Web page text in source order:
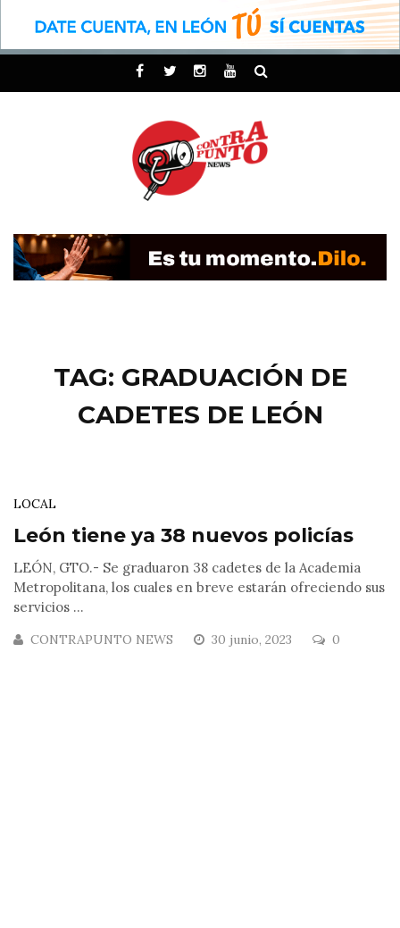
TAG: GRADUACIÓN DE
CADETES DE LEÓN
LOCAL
León tiene ya 38 nuevos policías
LEÓN, GTO.- Se graduaron 38 cadetes de la Academia
Metropolitana, los cuales en breve estarán ofreciendo sus
servicios ...
CONTRAPUNTO NEWS 30 junio, 2023 0